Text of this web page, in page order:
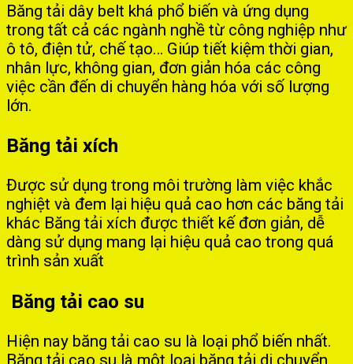
Băng tải dây belt khá phổ biến và ứng dụng
trong tất cả các ngành nghề từ công nghiệp như
ô tô, điện tử, chế tạo… Giúp tiết kiệm thời gian,
nhân lực, không gian, đơn giản hóa các công
việc cần đến di chuyển hàng hóa với số lượng
lớn.
Băng tải xích
Được sử dụng trong môi trường làm việc khắc
nghiệt và đem lại hiệu quả cao hơn các băng tải
khác Băng tải xích được thiết kế đơn giản, dễ
dàng sử dụng mang lại hiệu quả cao trong quá
trình sản xuất
Băng tải cao su
Hiện nay băng tải cao su là loại phổ biến nhất.
Băng tải cao su là một loại băng tải di chuyển